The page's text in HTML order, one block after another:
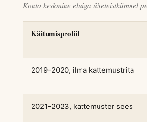
Konto keskmine eluiga üheteistkümnel
Käitumisprofiil
2019–2020, ilma kattemustrita
2021–2023, kattemuster sees